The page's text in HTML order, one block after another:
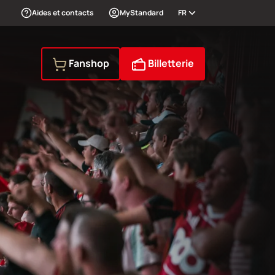
Aides et contacts MyStandard FR
Fanshop Billetterie